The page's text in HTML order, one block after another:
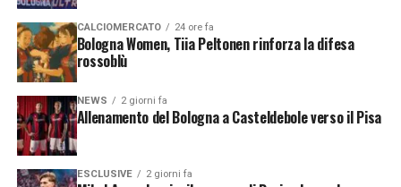
Si conclude così l’avventura italiana del giovane talento
svedese, arrivato a Casteldebole nell’estate del 2024
dopo essersi messo in evidenza nel settore giovanile del
Brommapojkarna. Dopo aver prolungato il proprio
contratto con il Bologna nella primavera del 2025,
Nordvall torna ora in patria per intraprendere una
nuova fase della sua crescita professionale.
CALCIOMERCATO 24 ore fa
Bologna Women, Tiia Peltonen rinforza la difesa
rossoblù
NEWS 2 giorni fa
Allenamento del Bologna a Casteldebole verso il Pisa
ESCLUSIVE 2 giorni fa